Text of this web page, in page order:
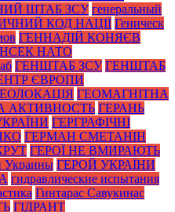
ШТАБ ЗСУ генеральный
КОД НАЦІЇ Геническ
ГЕННАДІЙ КОНЯЄВ
НАТО
ГЕНШТАБ ЗСУ ГЕНШТАБ
ЄВРОПИ
ГЕОМАГНІТНА
АКТИВНОСТЬ ГЕРАНЬ
ГЕРГРАФІЧНІ
ГЕРМАН СМЕТАНІН
ГЕРОЇ НЕ ВМИРАЮТЬ
Украины ГЕРОЙ УКРАЇНИ
гидравлические испытания
Гинтарас Савукинас
ГІДРАНТ